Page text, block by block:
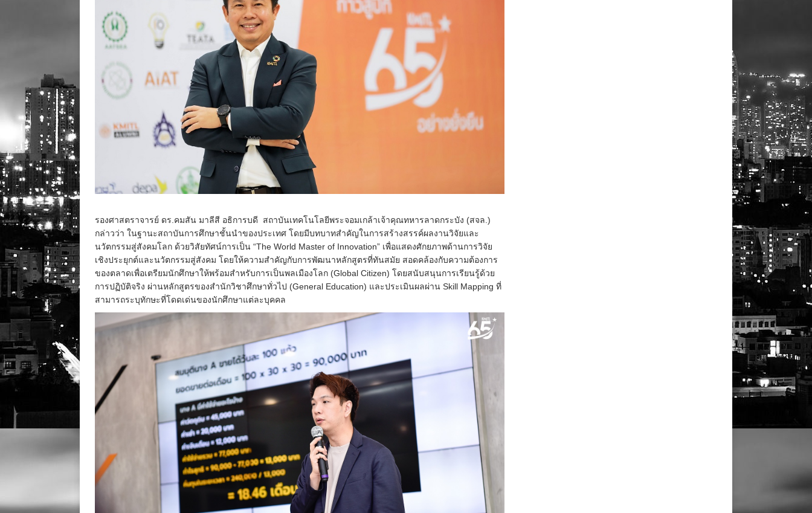
รองศาสตราจารย์ ดร.คมสัน มาลีสี อธิการบดี สถาบันเทคโนโลยีพระจอมเกล้าเจ้าคุณทหารลาดกระบัง (สจล.)
กล่าวว่า ในฐานะสถาบันการศึกษาชั้นนำของประเทศ โดยมีบทบาทสำคัญในการสร้างสรรค์ผลงานวิจัยและ
นวัตกรรมสู่สังคมโลก ด้วยวิสัยทัศน์การเป็น “The World Master of Innovation” เพื่อแสดงศักยภาพด้านการวิจัย
เชิงประยุกต์และนวัตกรรมสู่สังคม โดยให้ความสำคัญกับการพัฒนาหลักสูตรที่ทันสมัย สอดคล้องกับความต้องการ
ของตลาดเพื่อเตรียมนักศึกษาให้พร้อมสำหรับการเป็นพลเมืองโลก (Global Citizen) โดยสนับสนุนการเรียนรู้ด้วย
การปฏิบัติจริง ผ่านหลักสูตรของสำนักวิชาศึกษาทั่วไป (General Education) และประเมินผลผ่าน Skill Mapping ที่
สามารถระบุทักษะที่โดดเด่นของนักศึกษาแต่ละบุคคล